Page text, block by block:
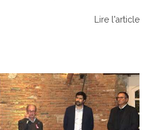
Lire l'article